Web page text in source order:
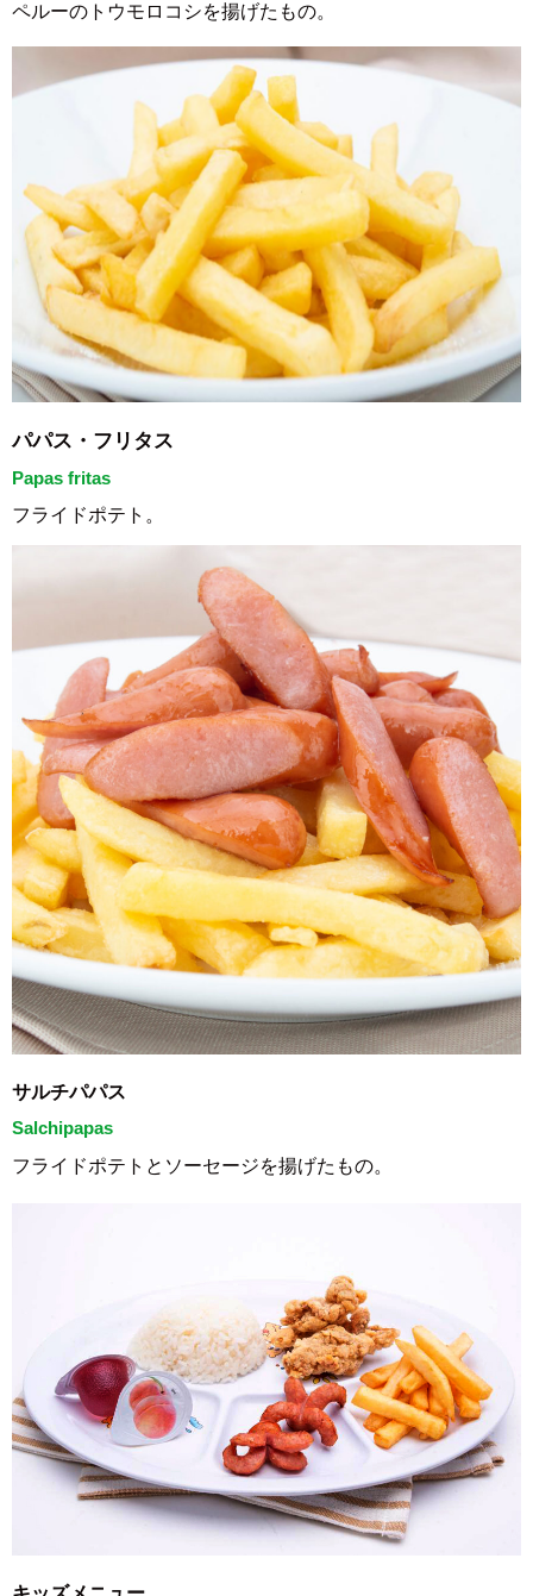
ペルーのトウモロコシを揚げたもの。
パパス・フリタス
Papas fritas
フライドポテト。
サルチパパス
Salchipapas
フライドポテトとソーセージを揚げたもの。